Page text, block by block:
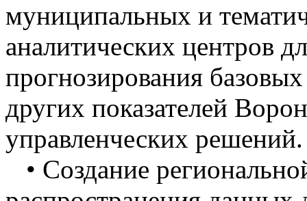
муниципальных и
аналитических центров
прогнозирования
других показателей
управленческих решений.
• Создание